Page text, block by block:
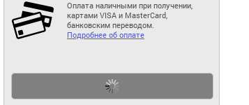
Оплата наличными при получении,
картами VISA и MasterCard,
банковским переводом.
Подробнее об оплате